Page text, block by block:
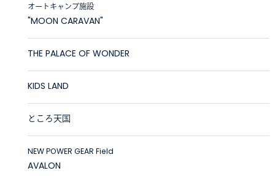
オートキャンプ施設
"MOON CARAVAN"
THE PALACE OF WONDER
KIDS LAND
ところ天国
NEW POWER GEAR Field
AVALON